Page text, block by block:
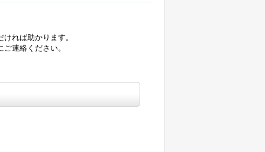
れば助かります。
連絡ください。